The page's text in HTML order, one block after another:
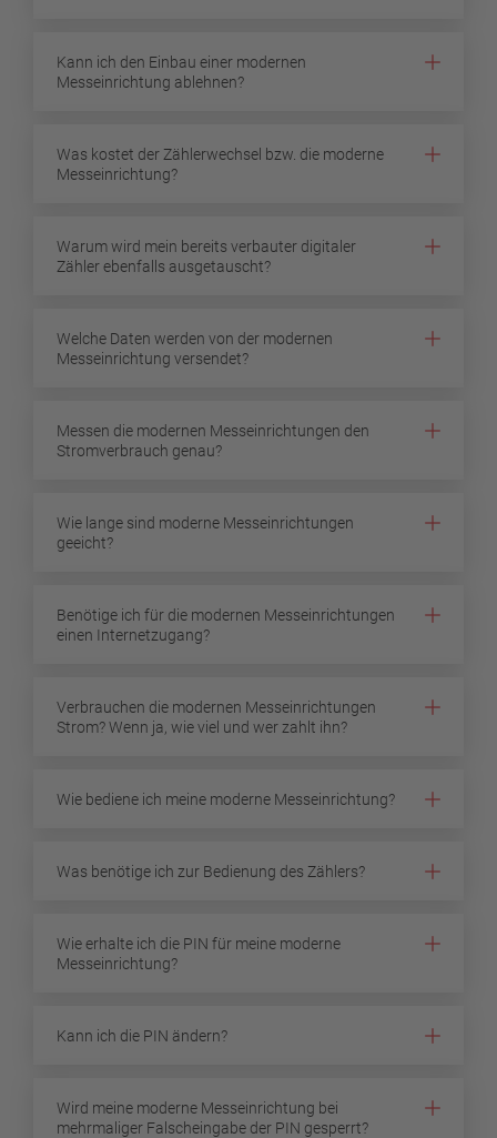
Kann ich den Einbau einer modernen
Messeinrichtung ablehnen?
Was kostet der Zählerwechsel bzw. die moderne
Messeinrichtung?
Warum wird mein bereits verbauter digitaler
Zähler ebenfalls ausgetauscht?
Welche Daten werden von der modernen
Messeinrichtung versendet?
Messen die modernen Messeinrichtungen den
Stromverbrauch genau?
Wie lange sind moderne Messeinrichtungen
geeicht?
Benötige ich für die modernen Messeinrichtungen
einen Internetzugang?
Verbrauchen die modernen Messeinrichtungen
Strom? Wenn ja, wie viel und wer zahlt ihn?
Wie bediene ich meine moderne Messeinrichtung?
Was benötige ich zur Bedienung des Zählers?
Wie erhalte ich die PIN für meine moderne
Messeinrichtung?
Kann ich die PIN ändern?
Wird meine moderne Messeinrichtung bei
mehrmaliger Falscheingabe der PIN gesperrt?